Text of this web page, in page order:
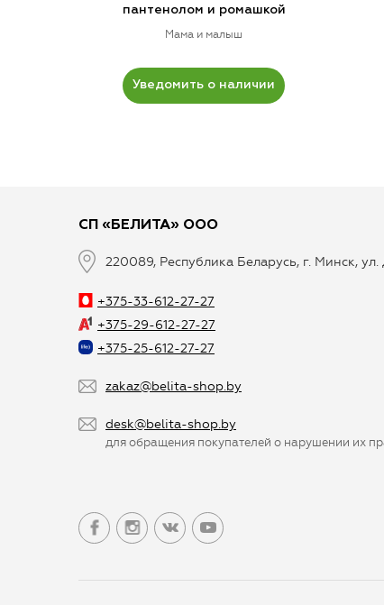
пантенолом и ромашкой
Мама и малыш
Уведомить о наличии
СП «БЕЛИТА» ООО
220089, Республика Беларусь, г. Минск,
+375-33-612-27-27
+375-29-612-27-27
+375-25-612-27-27
zakaz@belita-shop.by
desk@belita-shop.by
для обращения покупателей о нарушении их